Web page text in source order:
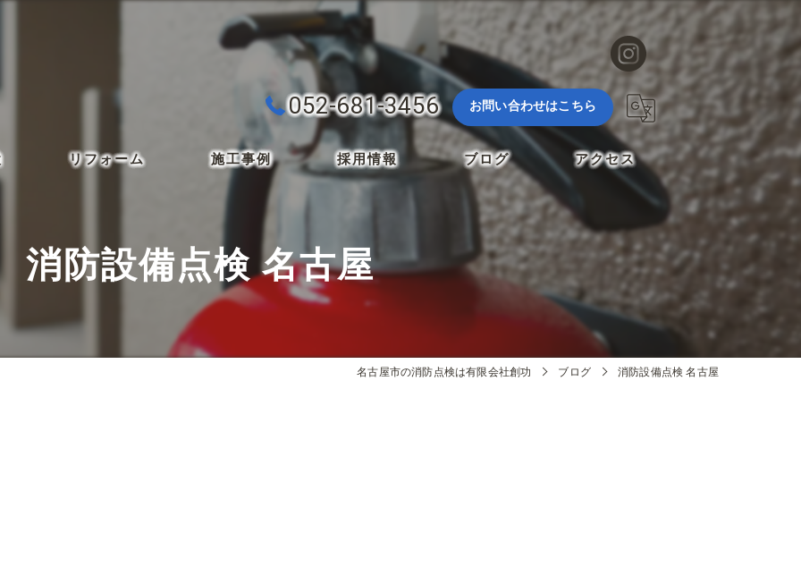
052-681-3456 お問い合わせはこちら
リフォーム 施工事例 採用情報 ブログ アクセス
消防設備点検 名古屋
名古屋市の消防点検は有限会社創功 ブログ 消防設備点検 名古屋